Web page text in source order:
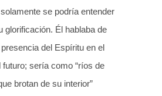
se podría entender
glorificación. Él hablaba de
del Espíritu en el
sería como “ríos de
brotan de su interior”